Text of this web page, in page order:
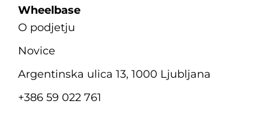
Wheelbase
O podjetju
Novice
Argentinska ulica 13, 1000 Ljubljana
+386 59 022 761